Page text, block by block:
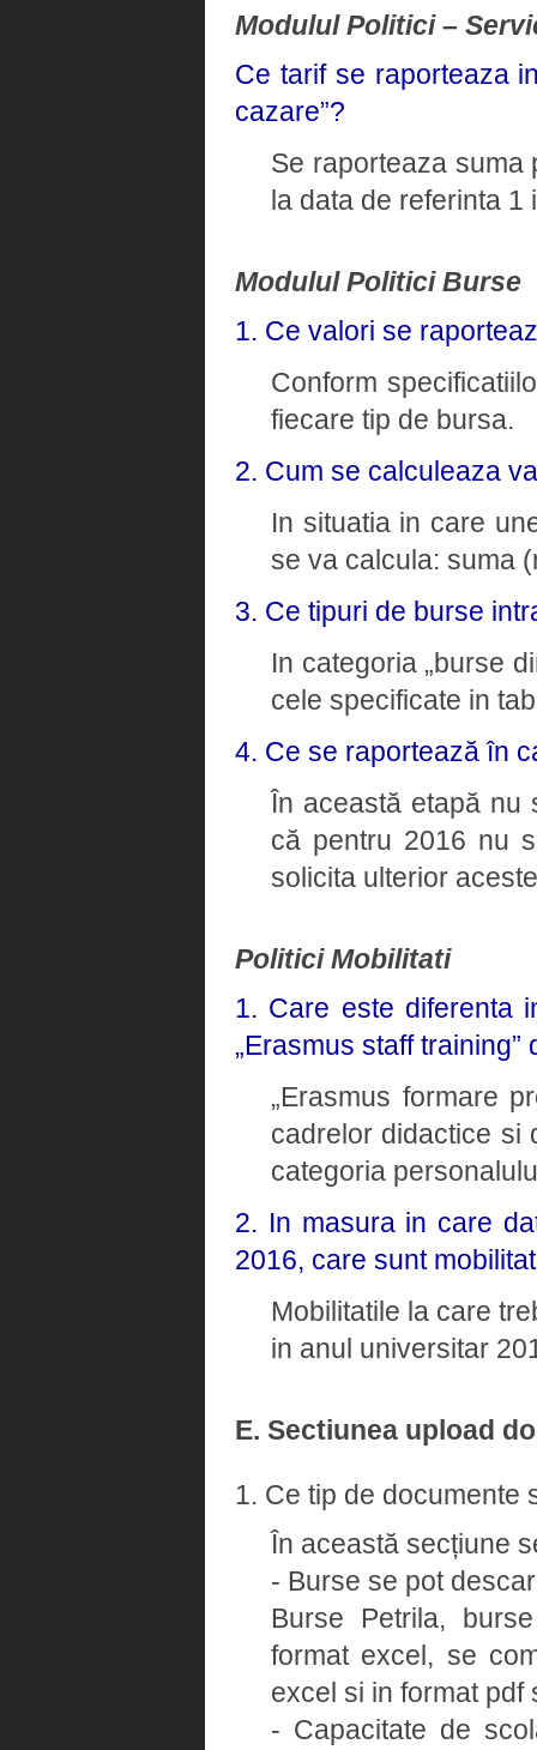
Modulul Politici –
Ce tarif se raporteaza
cazare”?
Se raporteaza suma
la data de referinta 1
Modulul Politici Burse
1. Ce valori se
Conform
fiecare tip de bursa.
2. Cum se calculeaza
In situatia in care
se va calcula: suma
3. Ce tipuri de burse
In categoria „burse
cele specificate in
4. Ce se raportează în
În această etapă nu
că pentru 2016 nu
solicita ulterior
Politici Mobilitati
1. Care este diferenta
„Erasmus staff training”
„Erasmus formare
cadrelor didactice si
categoria
2. In masura in care
2016, care sunt
Mobilitatile la care
in anul universitar
E. Sectiunea upload
1. Ce tip de documente
În această secțiune
- Burse se pot
Burse Petrila,
format excel, se
excel si in format pdf
- Capacitate de